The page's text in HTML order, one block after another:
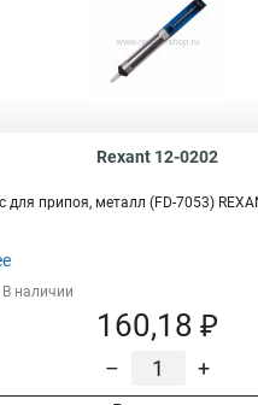
Rexant 12-0202
для припоя, металл (FD-7053)
В наличии
160,18 ₽
– +